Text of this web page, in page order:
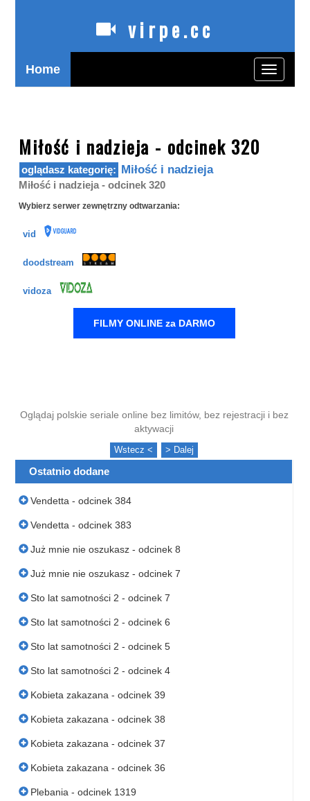
virpe.cc
Toggle
Home
Miłość i nadzieja - odcinek 320
Miłość i nadzieja
Miłość i nadzieja - odcinek 320
Wybierz serwer zewnętrzny odtwarzania:
vid
doodstream
vidoza
FILMY ONLINE za DARMO
Oglądaj polskie seriale online bez limitów, bez rejestracji i bez
aktywacji
Wstecz < > Dalej
Ostatnio dodane
Vendetta - odcinek 384
Vendetta - odcinek 383
Już mnie nie oszukasz - odcinek 8
Już mnie nie oszukasz - odcinek 7
Sto lat samotności 2 - odcinek 7
Sto lat samotności 2 - odcinek 6
Sto lat samotności 2 - odcinek 5
Sto lat samotności 2 - odcinek 4
Kobieta zakazana - odcinek 39
Kobieta zakazana - odcinek 38
Kobieta zakazana - odcinek 37
Kobieta zakazana - odcinek 36
Plebania - odcinek 1319